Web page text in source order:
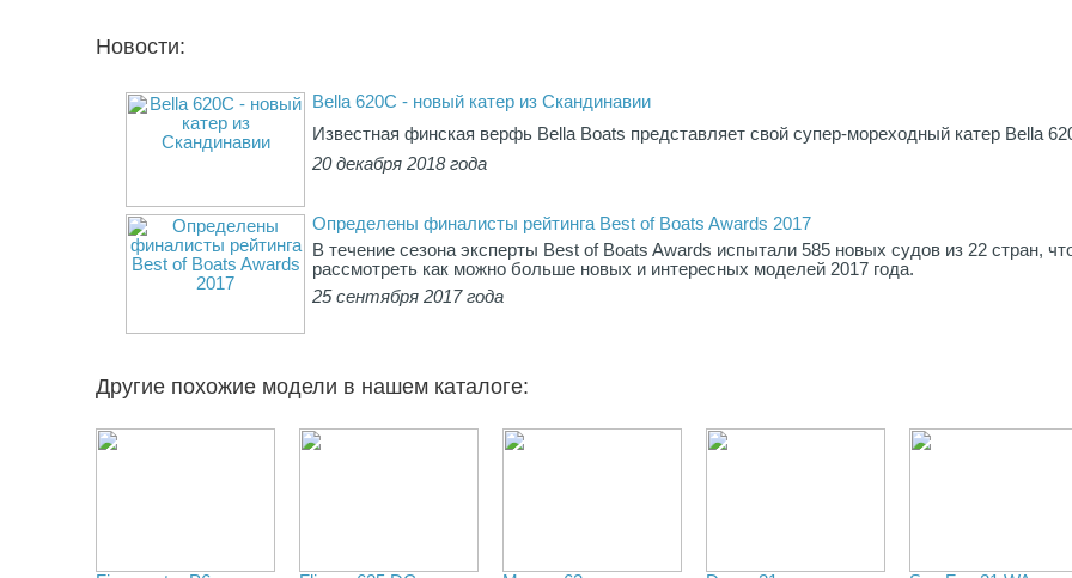
Новости:
Bella 620C - новый катер из Скандинавии
Известная финская верфь Bella Boats представляет свой супер-мореходный катер Bella
20 декабря 2018 года
Определены финалисты рейтинга Best of Boats Awards 2017
В течение сезона эксперты Best of Boats Awards испытали 585 новых судов из 22 стран,
рассмотреть как можно больше новых и интересных моделей 2017 года.
25 сентября 2017 года
Другие похожие модели в нашем каталоге: